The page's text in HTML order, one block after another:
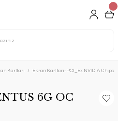
Kartları Ekran Kartları-PCI_Ex NVIDIA
6G OC